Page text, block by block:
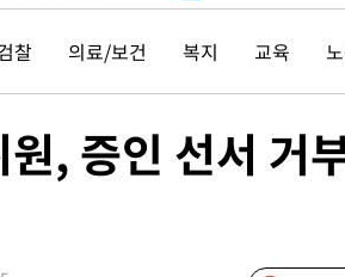
스닥 1.3%↑
찰 의료/보건 복지 교육
, 증인 선서 거